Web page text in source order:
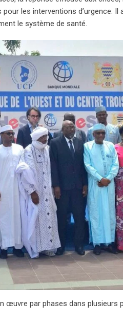
les interventions d’urgence. Il
le système de santé.
œuvre par phases dans plusieurs